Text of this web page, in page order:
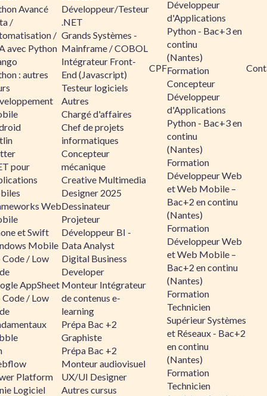
Avancé
/
/
avec Python
: autres
pour
Web
et Swift
Mobile
/ Low
AppSheet
/ Low
Platform
Logiciel
Développeur/Testeur
.NET
Grands Systèmes -
Mainframe / COBOL
Intégrateur Front-
End (Javascript)
Testeur logiciels
Autres
Chargé d'affaires
Chef de projets
informatiques
Concepteur
mécanique
Creative Multimedia
Designer 2025
Dessinateur
Projeteur
Développeur BI -
Data Analyst
Digital Business
Developer
Monteur Intégrateur
de contenus e-
learning
Prépa Bac +2
Graphiste
Prépa Bac +2
Monteur audiovisuel
UX/UI Designer
Autres cursus
CPF
Développeur
d'Applications
Python - Bac+3 en
continu
(Nantes)
Formation
Concepteur
Développeur
d'Applications
Python - Bac+3 en
continu
(Nantes)
Formation
Développeur Web
et Web Mobile –
Bac+2 en continu
(Nantes)
Formation
Développeur Web
et Web Mobile –
Bac+2 en continu
(Nantes)
Formation
Technicien
Supérieur Systèmes
et Réseaux - Bac+2
en continu
(Nantes)
Formation
Technicien